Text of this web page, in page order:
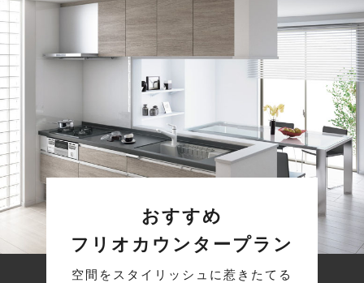
おすすめ
フリオカウンタープラン
空間をスタイリッシュに惹きたてる